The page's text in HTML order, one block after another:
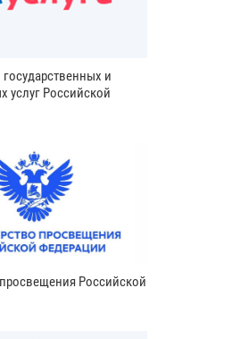
и
услуг Российской
Российской